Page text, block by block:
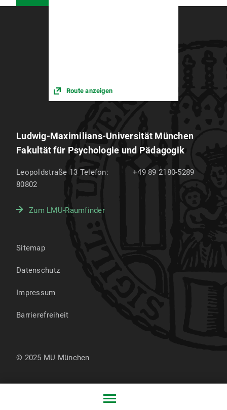
Route anzeigen
Ludwig-Maximilians-Universität München
Fakultät für Psychologie und Pädagogik
Leopoldstraße 13
80802
Telefon: +49 89 2180-5289
Zum LMU-Raumfinder
Sitemap
Datenschutz
Impressum
Barrierefreiheit
© 2025 MU München